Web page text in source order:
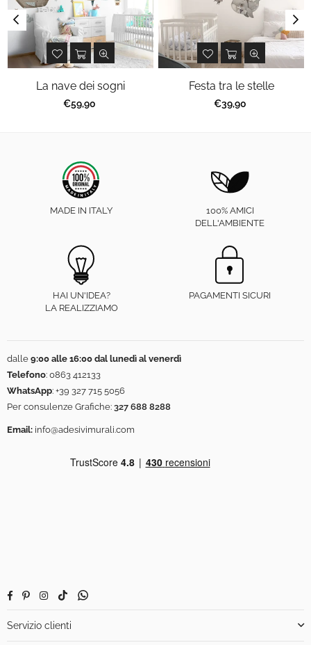
La nave dei sogni
Prezzo
€59,90
Festa tra le stelle
Prezzo
€39,90
MADE IN ITALY
100% AMICI
DELL'AMBIENTE
HAI UN'IDEA?
LA REALIZZIAMO
PAGAMENTI SICURI
dalle 9:00 alle 16:00 dal lunedì al venerdì
Telefono: 0863 412133
WhatsApp: +39 327 715 5056
Per consulenze Grafiche: 327 688 8288
Email: info@adesivimurali.com
FacebookPinterestInstagram
TikTokWhatsapp
Servizio clienti